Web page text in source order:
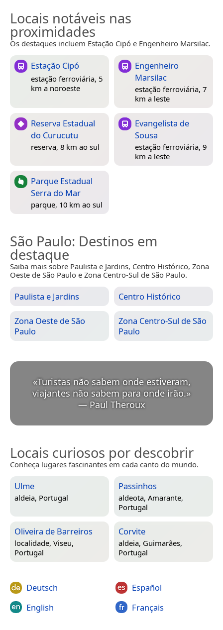
Locais notáveis nas
proximidades
Os destaques incluem Estação Cipó e Engenheiro Marsilac.
Estação Cipó
estação ferroviária, 5
km a noroeste
Engenheiro
Marsilac
estação ferroviária, 7
km a leste
Reserva Estadual
do Curucutu
reserva, 8 km ao sul
Evangelista de
Sousa
estação ferroviária, 9
km a leste
Parque Estadual
Serra do Mar
parque, 10 km ao sul
São Paulo: Destinos em
destaque
Saiba mais sobre Paulista e Jardins, Centro Histórico, Zona
Oeste de São Paulo e Zona Centro-Sul de São Paulo.
Paulista e Jardins Centro Histórico
Zona Oeste de São
Paulo
Zona Centro-Sul de São
Paulo
«Turistas não sabem onde estiveram,
viajantes não sabem para onde irão.
— Paul Theroux
Locais curiosos por descobrir
Conheça lugares fascinantes em cada canto do mundo.
Ulme
aldeia, Portugal
Passinhos
aldeota, Amarante,
Portugal
Oliveira de Barreiros
localidade, Viseu,
Portugal
Corvite
aldeia, Guimarães,
Portugal
Deutsch
English
Español
Français